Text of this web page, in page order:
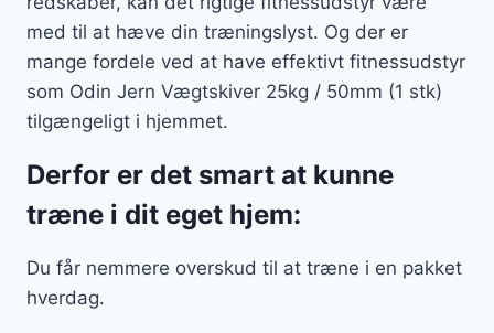
med til at hæve din træningslyst. Og der er
mange fordele ved at have effektivt fitnessudstyr
som Odin Jern Vægtskiver 25kg / 50mm (1 stk)
tilgængeligt i hjemmet.
Derfor er det smart at kunne
træne i dit eget hjem:
Du får nemmere overskud til at træne i en pakket
hverdag.